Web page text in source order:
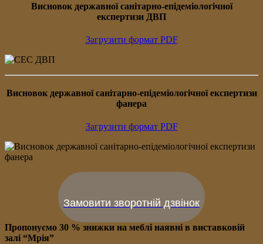
Висновок державної санітарно-епідеміологічної
експертизи ДВП
Загрузити формат PDF
Висновок державної санітарно-епідеміологічної експертизи
фанера
Загрузити формат PDF
Замовити зворотній дзвінок
Пропонуємо 30 % знижки на меблі наявні в виставковій
залі “Мрія”